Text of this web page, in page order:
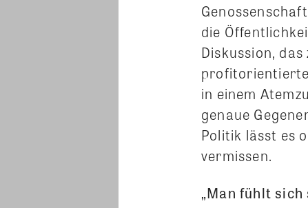
die
Diskussion,
in einem
genaue
Politik lässt es
vermissen.
„Man fühlt